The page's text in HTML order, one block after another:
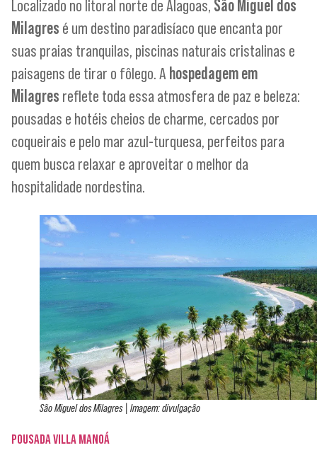
Localizado no litoral norte de Alagoas, São Miguel dos
Milagres é um destino paradisíaco que encanta por
suas praias tranquilas, piscinas naturais cristalinas e
paisagens de tirar o fôlego. A hospedagem em
Milagres reflete toda essa atmosfera de paz e beleza:
pousadas e hotéis cheios de charme, cercados por
coqueirais e pelo mar azul-turquesa, perfeitos para
quem busca relaxar e aproveitar o melhor da
hospitalidade nordestina.
São Miguel dos Milagres | Imagem: divulgação
POUSADA VILLA MANOÁ